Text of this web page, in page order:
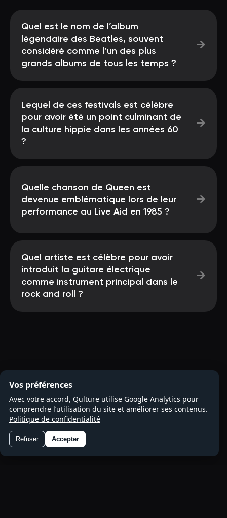
Quel est le nom de l’album
légendaire des Beatles, souvent
considéré comme l’un des plus
grands albums de tous les temps ?
→
Lequel de ces festivals est célèbre
pour avoir été un point culminant de
la culture hippie dans les années 60
?
→
Quelle chanson de Queen est
devenue emblématique lors de leur
performance au Live Aid en 1985 ?
→
Quel artiste est célèbre pour avoir
introduit la guitare électrique
comme instrument principal dans le
rock and roll ?
→
Vos préférences
Avec votre accord, Qulture utilise Google Analytics pour
comprendre l’utilisation du site et améliorer ses contenus.
Politique de confidentialité
Refuser Accepter